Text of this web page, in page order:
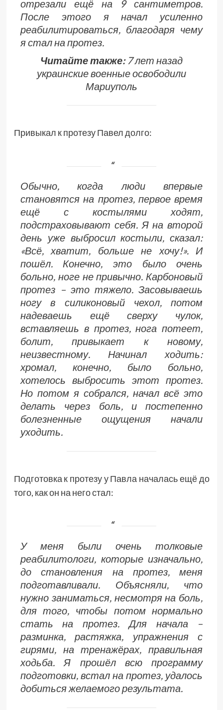
отрезали ещё на 9 сантиметров.
После этого я начал усиленно
реабилитироваться, благодаря чему
я стал на протез.
Читайте также:7 лет назад
украинские военные освободили
Мариуполь
Привыкал к протезу Павел долго:
Обычно, когда люди впервые
становятся на протез, первое время
ещё с костылями ходят,
подстраховывают себя. Я на второй
день уже выбросил костыли, сказал:
«Всё, хватит, больше не хочу!». И
пошёл. Конечно, это было очень
больно, ноге не привычно. Карбоновый
протез – это тяжело. Засовываешь
ногу в силиконовый чехол, потом
надеваешь ещё сверху чулок,
вставляешь в протез, нога потеет,
болит, привыкает к новому,
неизвестному. Начинал ходить:
хромал, конечно, было больно,
хотелось выбросить этот протез.
Но потом я собрался, начал всё это
делать через боль, и постепенно
болезненные ощущения начали
уходить.
Подготовка к протезу у Павла началась ещё до
того, как он на него стал:
У меня были очень толковые
реабилитологи, которые изначально,
до становления на протез, меня
подготавливали. Объясняли, что
нужно заниматься, несмотря на боль,
для того, чтобы потом нормально
стать на протез. Для начала –
разминка, растяжка, упражнения с
гирями, на тренажёрах, правильная
ходьба. Я прошёл всю программу
подготовки, встал на протез, удалось
добиться желаемого результата.